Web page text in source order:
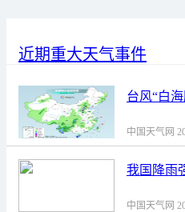
近期重大天气事件
台风“白
中国天气网
我国降雨
中国天气网